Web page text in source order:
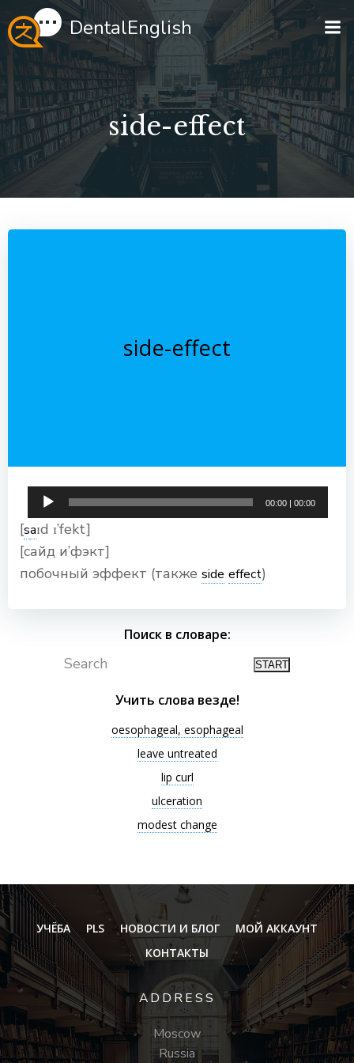
Перейти
к
содержимому
DentalEnglish
side-effect
side-effect
Аудиоплеер
00:00 |00:00
[saɪd ɪ’fekt]
[сайд и’фэкт]
побочный эффект (также side effect)
Поиск в словаре:
Search
Учить слова везде!
oesophageal, esophageal
leave untreated
lip curl
ulceration
modest change
УЧЁБА PLS НОВОСТИ И БЛОГ
МОЙ АККАУНТ
КОНТАКТЫ
ADDRESS
Moscow
Russia